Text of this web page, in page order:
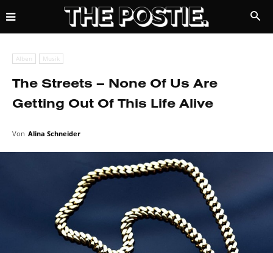
Alben Musik
The Streets – None Of Us Are
Getting Out Of This Life Alive
Von Alina Schneider